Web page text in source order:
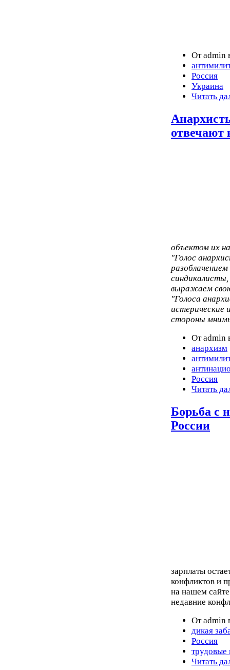
От admin
Россия
Украина
Читать
отвечают
объектом их
"Голос
выражаем
"Голоса
истерические
стороны
От admin
анархизм
Россия
Читать
Борьба с
России
зарплаты
конфликтов и
на нашем
недавние
От admin
дикая
Россия
трудовые
Читать